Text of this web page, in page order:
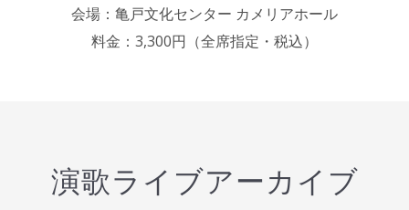
会場：亀戸文化センター カメリアホール
料金：3,300円（全席指定・税込）
演歌ライブアーカイブ